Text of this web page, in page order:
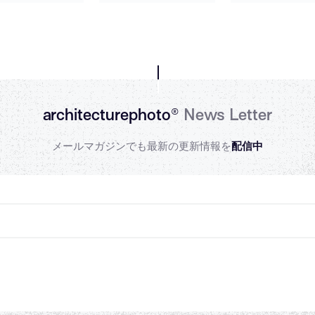
architecturephoto®News Letter
メールマガジンでも最新の更新情報を配信中